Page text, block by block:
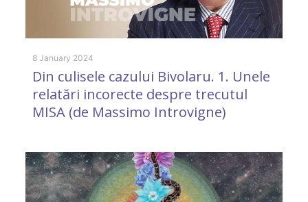
8 January 2024
Din culisele cazului Bivolaru. 1. Unele
relatări incorecte despre trecutul
MISA (de Massimo Introvigne)